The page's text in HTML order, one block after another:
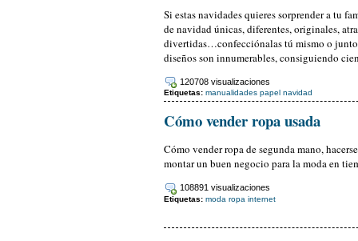
Si estas navidades quieres sorprender a tu
de navidad únicas, diferentes, originales,
divertidas…confecciónalas tú mismo o
diseños son innumerables, consiguiendo
120708 visualizaciones
Etiquetas: manualidades papel navidad
Cómo vender ropa usada
Cómo vender ropa de segunda mano,
montar un buen negocio para la moda en
108891 visualizaciones
Etiquetas: moda ropa internet